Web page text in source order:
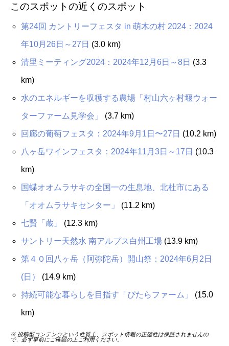
このスポットの近くのスポット
第24回 カントリーフェスタ in 萌木の村 2024：2024
年10月26日～27日 (3.0 km)
清里ミーティング2024：2024年12月6日～8日 (3.3
km)
水のエネルギーを収穫する農場「村山六ヶ村堰ウォー
ターファーム見学会」 (3.7 km)
回廊の葡萄フェスタ：2024年9月1日〜27日 (10.2 km)
八ヶ岳ワインフェスタ：2024年11月3日～17日 (10.3
km)
国蝶オオムラサキの全国一の生息地、北杜市にある
「オオムラサキセンター」 (11.2 km)
七賢「蔵」 (12.3 km)
サントリー天然水 南アルプス白州工場(13.9 km)
第４０回八ヶ岳（阿弥陀岳）開山祭：2024年6月2日
(日） (14.9 km)
持続可能な暮らしを目指す「ぴたらファーム」 (15.0
km)
※ 投稿型コンテンツという性質上、スポット情報の正確性は保証されませんの
で、必ず事前にご確認の上ご利用ください。